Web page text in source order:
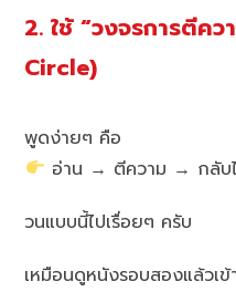
2. ใช้ “วงจรการตีค
Circle)
พูดง่ายๆ คือ
อ่าน → ตีความ → กลับไ
วนแบบนี้ไปเรื่อยๆ ครับ
เหมือนดูหนังรอบสองแล้วเข้